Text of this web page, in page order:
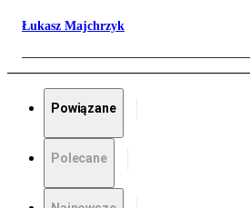
Łukasz Majchrzyk
Powiązane
Polecane